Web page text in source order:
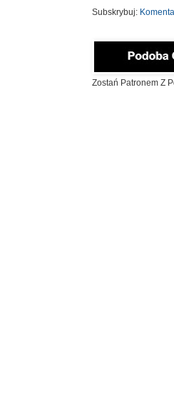
Subskrybuj:
Zostań Patronem Z